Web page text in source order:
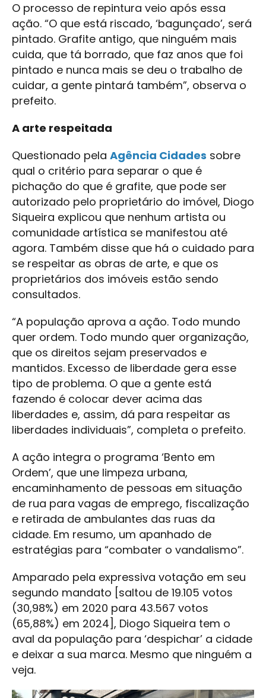
O processo de repintura veio após essa
ação. “O que está riscado, ‘bagunçado’, será
pintado. Grafite antigo, que ninguém mais
cuida, que tá borrado, que faz anos que foi
pintado e nunca mais se deu o trabalho de
cuidar, a gente pintará também”, observa o
prefeito.
A arte respeitada
Questionado pela Agência Cidades sobre
qual o critério para separar o que é
pichação do que é grafite, que pode ser
autorizado pelo proprietário do imóvel, Diogo
Siqueira explicou que nenhum artista ou
comunidade artística se manifestou até
agora. Também disse que há o cuidado para
se respeitar as obras de arte, e que os
proprietários dos imóveis estão sendo
consultados.
“A população aprova a ação. Todo mundo
quer ordem. Todo mundo quer organização,
que os direitos sejam preservados e
mantidos. Excesso de liberdade gera esse
tipo de problema. O que a gente está
fazendo é colocar dever acima das
liberdades e, assim, dá para respeitar as
liberdades individuais”, completa o prefeito.
A ação integra o programa ‘Bento em
Ordem’, que une limpeza urbana,
encaminhamento de pessoas em situação
de rua para vagas de emprego, fiscalização
e retirada de ambulantes das ruas da
cidade. Em resumo, um apanhado de
estratégias para “combater o vandalismo”.
Amparado pela expressiva votação em seu
segundo mandato [saltou de 19.105 votos
(30,98%) em 2020 para 43.567 votos
(65,88%) em 2024], Diogo Siqueira tem o
aval da população para ‘despichar’ a cidade
e deixar a sua marca. Mesmo que ninguém a
veja.